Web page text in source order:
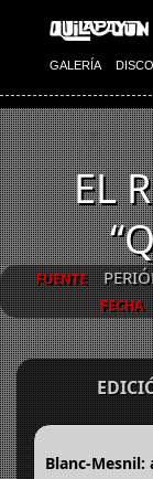
GALERÍA
EL
FUENTE
FECHA
Blanc-